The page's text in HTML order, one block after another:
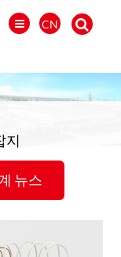
CN
지
뉴스